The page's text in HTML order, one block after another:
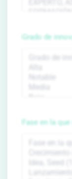
Grado de
Fase en la